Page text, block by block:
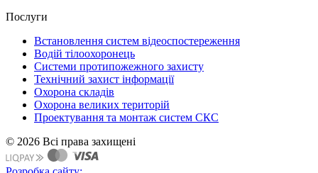
Послуги
Встановлення систем відеоспостереження
Водій тілоохоронець
Системи протипожежного захисту
Технічний захист інформації
Охорона складів
Охорона великих територій
Проектування та монтаж систем СКС
© 2026 Всі права захищені